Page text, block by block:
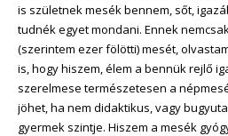
is születnek mesék bennem, sőt,
tudnék egyet mondani. Ennek
(szerintem ezer fölötti) mesét,
is, hogy hiszem, élem a bennük rejlő
szerelmese természetesen a
jöhet, ha nem didaktikus, vagy
gyermek szintje. Hiszem a mesék